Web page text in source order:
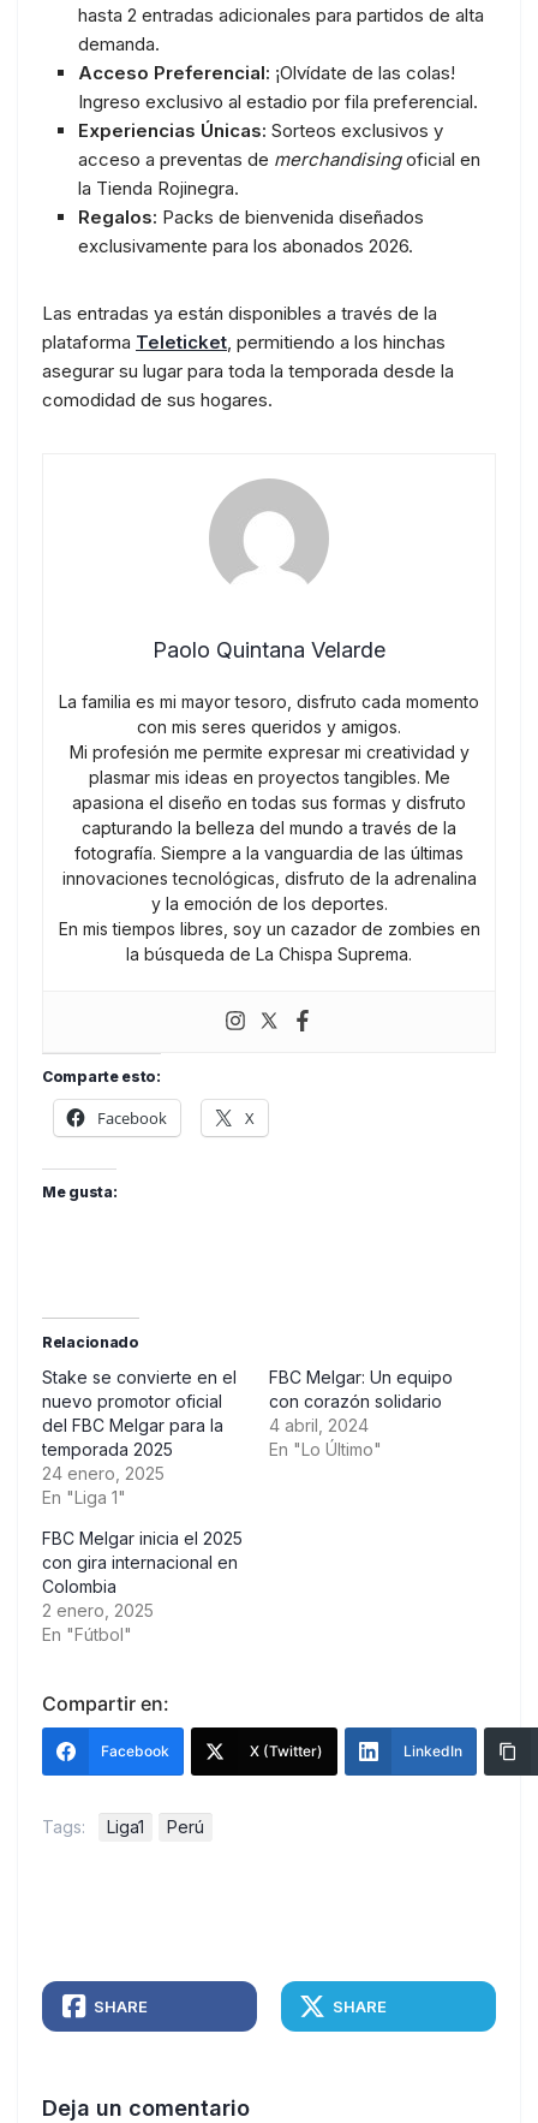
hasta 2 entradas adicionales para partidos de alta
demanda.
Acceso Preferencial: ¡Olvídate de las colas!
Ingreso exclusivo al estadio por fila preferencial.
Experiencias Únicas: Sorteos exclusivos y
acceso a preventas de merchandisingoficial en
la Tienda Rojinegra.
Regalos: Packs de bienvenida diseñados
exclusivamente para los abonados 2026.
Las entradas ya están disponibles a través de la
plataforma Teleticket, permitiendo a los hinchas
asegurar su lugar para toda la temporada desde la
comodidad de sus hogares.
Paolo Quintana Velarde
La familia es mi mayor tesoro, disfruto cada momento
con mis seres queridos y amigos.
Mi profesión me permite expresar mi creatividad y
plasmar mis ideas en proyectos tangibles. Me
apasiona el diseño en todas sus formas y disfruto
capturando la belleza del mundo a través de la
fotografía. Siempre a la vanguardia de las últimas
innovaciones tecnológicas, disfruto de la adrenalina
y la emoción de los deportes.
En mis tiempos libres, soy un cazador de zombies en
la búsqueda de La Chispa Suprema.
Comparte esto:
Facebook X
Me gusta:
Relacionado
Stake se convierte en el
nuevo promotor oficial
del FBC Melgar para la
temporada 2025
24 enero, 2025
En "Liga 1"
FBC Melgar: Un equipo
con corazón solidario
4 abril, 2024
En "Lo Último"
FBC Melgar inicia el 2025
con gira internacional en
Colombia
2 enero, 2025
En "Fútbol"
Compartir en:
Facebook X (Twitter) LinkedIn
Tags: Liga1 Perú
SHARE SHARE
Deja un comentario